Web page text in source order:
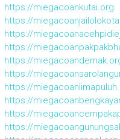
https://miegacoankutai.org
https://
https://
https://
https://
https://
https://
https://
https://
https://